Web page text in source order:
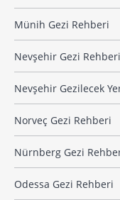
Münih Gezi Rehberi
Nevşehir Gezi Rehberi
Nevşehir Gezilecek
Norveç Gezi Rehberi
Nürnberg Gezi
Odessa Gezi Rehberi